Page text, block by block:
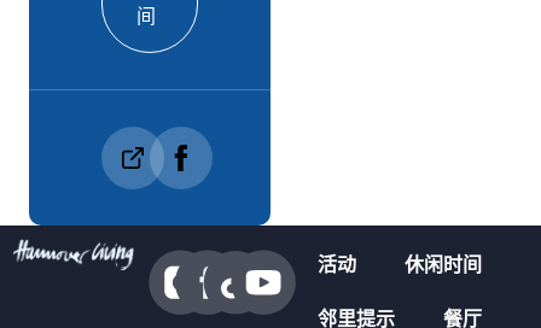
间
活动 休闲时间
邻里提示 餐厅